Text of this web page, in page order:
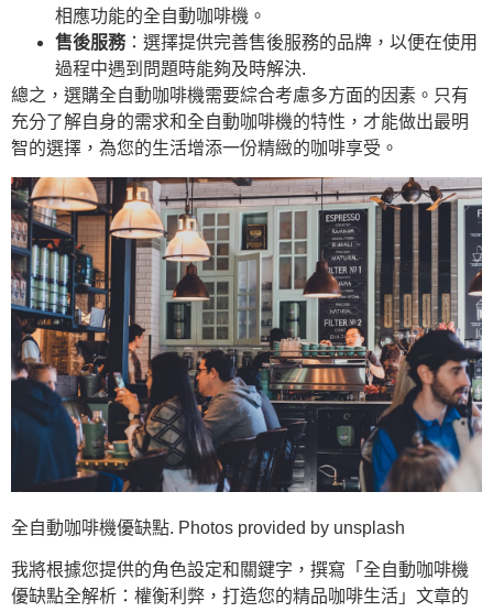
相應功能的全自動咖啡機。
售後服務：選擇提供完善售後服務的品牌，以便在使用
過程中遇到問題時能夠及時解決.
總之，選購全自動咖啡機需要綜合考慮多方面的因素。只有
充分了解自身的需求和全自動咖啡機的特性，才能做出最明
智的選擇，為您的生活增添一份精緻的咖啡享受。
全自動咖啡機優缺點. Photos provided by unsplash
我將根據您提供的角色設定和關鍵字，撰寫「全自動咖啡機
優缺點全解析：權衡利弊，打造您的精品咖啡生活」文章的